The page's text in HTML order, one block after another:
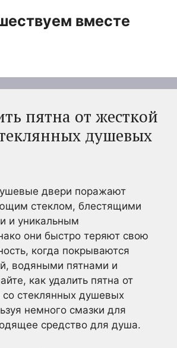
вместе
пятна от жесткой
душевых
двери поражают
стеклом, блестящими
и уникальным
они быстро теряют свою
когда покрываются
водяными пятнами и
как удалить пятна от
стеклянных душевых
немного смазки для
средство для душа.